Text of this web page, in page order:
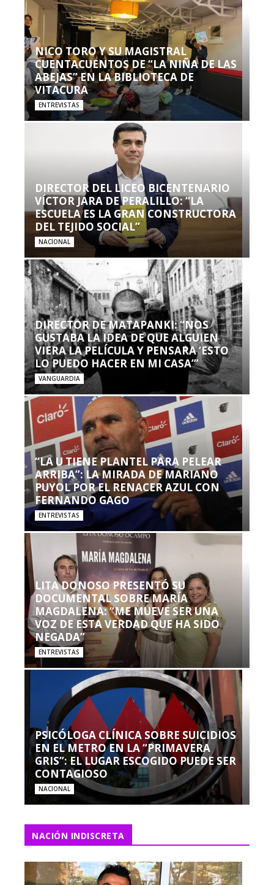
NICO TORO Y SU MAGISTRAL
CUENTACUENTOS DE “LA NIÑA DE LAS
ABEJAS” EN LA BIBLIOTECA DE
VITACURA
ENTREVISTAS
DIRECTOR DEL LICEO BICENTENARIO
VÍCTOR JARA DE PERALILLO: “LA
ESCUELA ES LA GRAN CONSTRUCTORA
DEL TEJIDO SOCIAL”
NACIONAL
DIRECTOR DE MATAPANKI: “NOS
GUSTABA LA IDEA DE QUE ALGUIEN
VIERA LA PELÍCULA Y PENSARA ‘ESTO
LO PUEDO HACER EN MI CASA’”
VANGUARDIA
“LA U TIENE PLANTEL PARA PELEAR
ARRIBA”: LA MIRADA DE MARIANO
PUYOL POR EL RENACER AZUL CON
FERNANDO GAGO
ENTREVISTAS
LITA DONOSO PRESENTÓ SU
DOCUMENTAL SOBRE MARÍA
MAGDALENA: “ME MUEVE SER UNA
VOZ DE ESTA VERDAD QUE HA SIDO
NEGADA”
ENTREVISTAS
PSICÓLOGA CLÍNICA SOBRE SUICIDIOS
EN EL METRO EN LA “PRIMAVERA
GRIS”: EL LUGAR ESCOGIDO PUEDE SER
CONTAGIOSO
NACIONAL
NACIÓN INDISCRETA